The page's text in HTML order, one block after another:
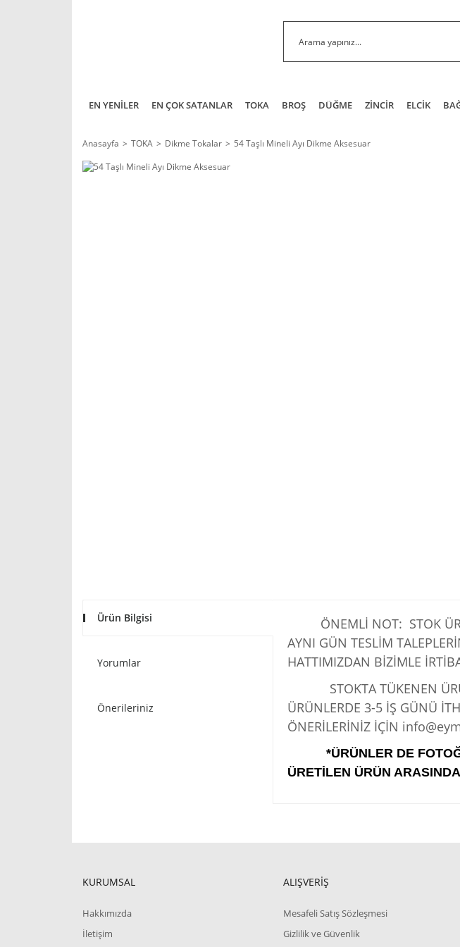
EN YENİLER EN ÇOK SATANLAR TOKA BROŞ DÜĞME ZİNCİR ELCİK
Anasayfa TOKA Dikme Tokalar 54 Taşlı Mineli Ayı Dikme Aksesuar
Ürün Bilgisi
Yorumlar
Önerileriniz
ÖNEMLİ NOT: STOK
AYNI GÜN TESLİM
HATTIMIZDAN BİZİMLE
STOKTA TÜKENEN
ÜRÜNLERDE 3-5 İŞ GÜNÜ
ÖNERİLERİNİZ İÇİN
*ÜRÜNLER DE
ÜRETİLEN ÜRÜN
KURUMSAL
Hakkımızda
İletişim
ALIŞVERİŞ
Mesafeli Satış Sözleşmesi
Gizlilik ve Güvenlik